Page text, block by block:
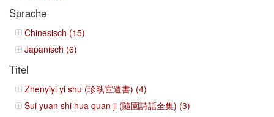
Sprache
Chinesisch (15)
Japanisch (6)
Titel
Zhenyiyi yi shu (珍埶宧遺書) (4)
Sui yuan shi hua quan ji (隨園詩話全集) (3)